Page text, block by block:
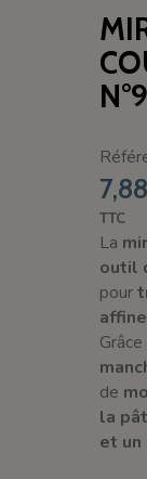
N°9
TTC
La
outil
pour
de
la
et un